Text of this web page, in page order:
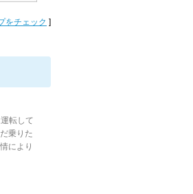
をチェック ]
転して
乗りた
により